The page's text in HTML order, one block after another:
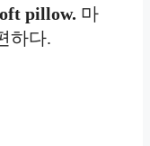
pillow. 마
하다.